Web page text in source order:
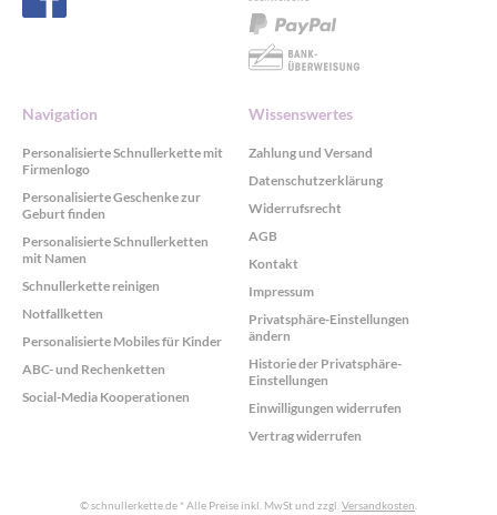
Navigation
Personalisierte Schnullerkette mit
Firmenlogo
Personalisierte Geschenke zur
Geburt finden
Personalisierte Schnullerketten
mit Namen
Schnullerkette reinigen
Notfallketten
Personalisierte Mobiles für Kinder
ABC- und Rechenketten
Social-Media Kooperationen
Wissenswertes
Zahlung und Versand
Datenschutzerklärung
Widerrufsrecht
AGB
Kontakt
Impressum
Privatsphäre-Einstellungen
ändern
Historie der Privatsphäre-
Einstellungen
Einwilligungen widerrufen
Vertrag widerrufen
© schnullerkette.de * Alle Preise inkl. MwSt und zzgl. Versandkosten